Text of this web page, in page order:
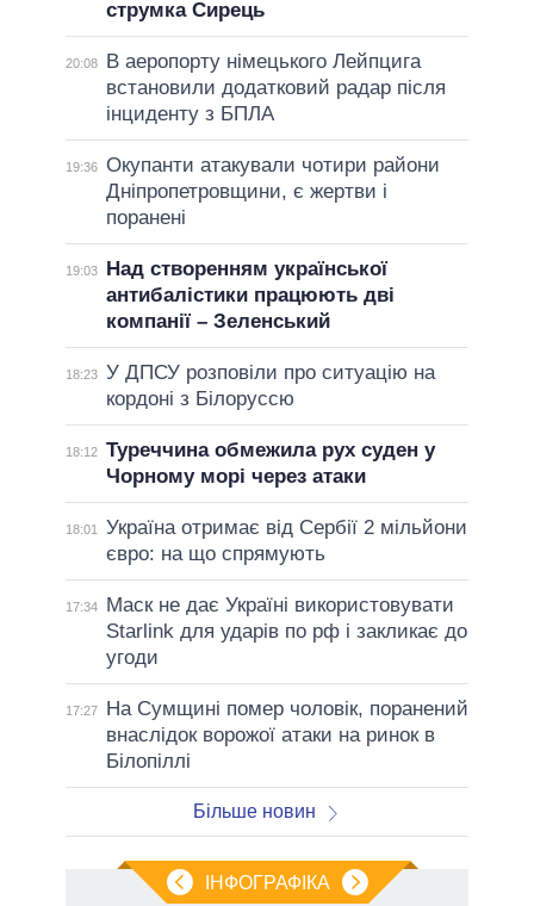
струмка Сирець
20:08
В аеропорту німецького Лейпцига
встановили додатковий радар після
інциденту з БПЛА
19:36 Окупанти атакували чотири райони
Дніпропетровщини, є жертви і
поранені
19:03
Над створенням української
антибалістики працюють дві
компанії – Зеленський
18:23 У ДПСУ розповіли про ситуацію на
кордоні з Білоруссю
18:12 Туреччина обмежила рух суден у
Чорному морі через атаки
18:01
Україна отримає від Сербії 2 мільйони
євро: на що спрямують
17:34
Маск не дає Україні використовувати
Starlink для ударів по рф і закликає до
угоди
17:27
На Сумщині помер чоловік, поранений
внаслідок ворожої атаки на ринок в
Білопіллі
Більше новин
ІНФОГРАФІКА